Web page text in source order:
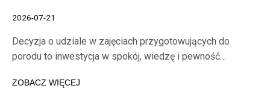
2026-07-21
Decyzja o udziale w zajęciach przygotowujących do
porodu to inwestycja w spokój, wiedzę i pewność…
ZOBACZ WIĘCEJ